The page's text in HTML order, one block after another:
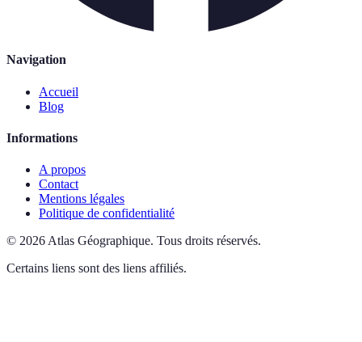
Navigation
Accueil
Blog
Informations
A propos
Contact
Mentions légales
Politique de confidentialité
© 2026 Atlas Géographique. Tous droits réservés.
Certains liens sont des liens affiliés.